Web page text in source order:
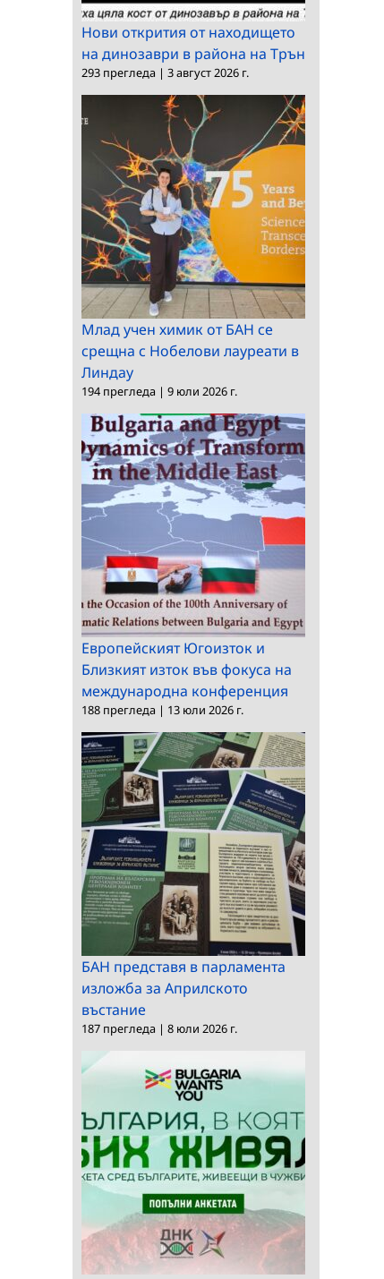
Нови открития от находището
на динозаври в района на Трън
293 прегледа | 3 август 2026 г.
Млад учен химик от БАН се
срещна с Нобелови лауреати в
Линдау
194 прегледа | 9 юли 2026 г.
Европейският Югоизток и
Близкият изток във фокуса на
международна конференция
188 прегледа | 13 юли 2026 г.
БАН представя в парламента
изложба за Априлското
въстание
187 прегледа | 8 юли 2026 г.